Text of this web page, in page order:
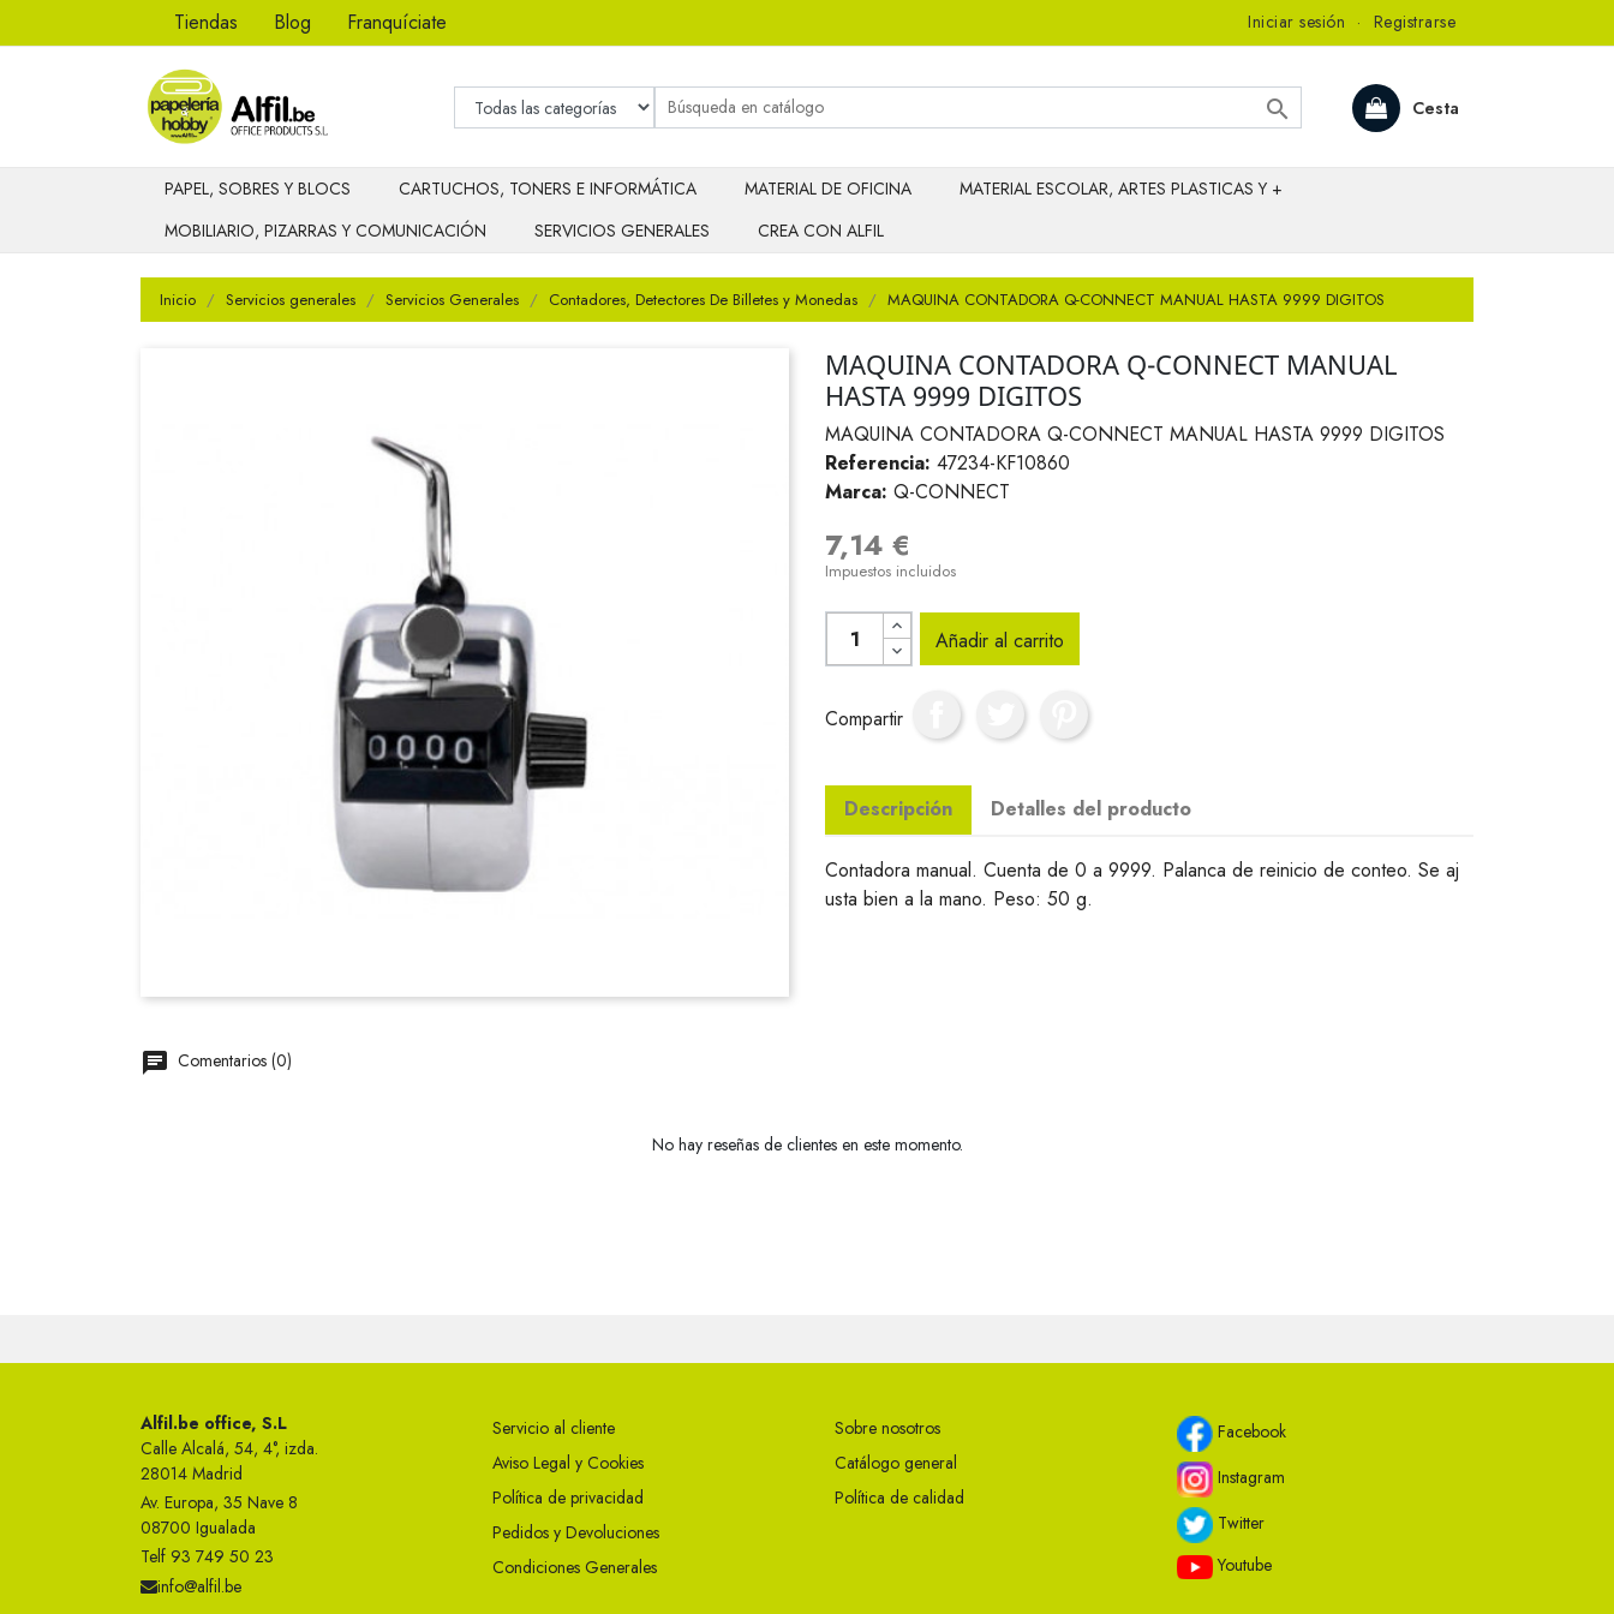
Tiendas Blog Franquíciate Iniciar sesión · Registrarse
Cesta

PAPEL, SOBRES Y BLOCS CARTUCHOS, TONERS E INFORMÁTICA MATERIAL DE OFICINA
MATERIAL ESCOLAR, ARTES PLASTICAS Y +
MOBILIARIO, PIZARRAS Y COMUNICACIÓN
SERVICIOS GENERALES CREA CON ALFIL
Inicio Servicios generales Servicios Generales Contadores, Detectores De Billetes y Monedas MAQUINA CONTADORA Q-CONNECT MANUAL HASTA 9999 DIGITOS
MAQUINA CONTADORA Q-CONNECT MANUAL
HASTA 9999 DIGITOS
MAQUINA CONTADORA Q-CONNECT MANUAL HASTA 9999 DIGITOS
Referencia: 47234-KF10860
Marca: Q-CONNECT
7,14 €
Impuestos incluidos
Añadir al carrito
Compartir
Descripción Detalles del producto
Contadora manual. Cuenta de 0 a 9999. Palanca de reinicio de conteo. Se aj
usta bien a la mano. Peso: 50 g.
Comentarios (0)
No hay reseñas de clientes en este momento.
Alfil.be office, S.L
Calle Alcalá, 54, 4°, izda.
28014 Madrid
Av. Europa, 35 Nave 8
08700 Igualada
Telf 93 749 50 23
info@alfil.be
Servicio al cliente
Aviso Legal y Cookies
Política de privacidad
Pedidos y Devoluciones
Condiciones Generales
Sobre nosotros
Catálogo general
Política de calidad
Facebook
Instagram
Twitter
Youtube